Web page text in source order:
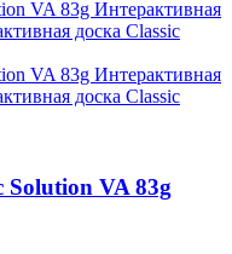
Solution VA 83g